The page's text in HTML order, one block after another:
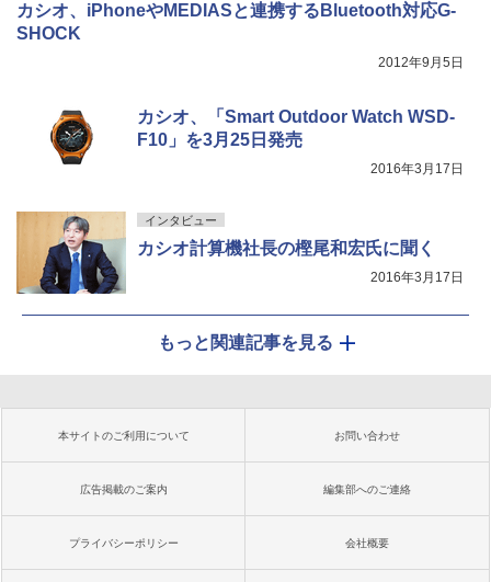
カシオ、iPhoneやMEDIASと連携するBluetooth対応G-
SHOCK
2012年9月5日
カシオ、「Smart Outdoor Watch WSD-
F10」を3月25日発売
2016年3月17日
インタビュー
カシオ計算機社長の樫尾和宏氏に聞く
2016年3月17日
もっと関連記事を見る
本サイトのご利用について お問い合わせ
広告掲載のご案内 編集部へのご連絡
プライバシーポリシー 会社概要